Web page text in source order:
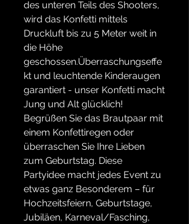
des unteren Teils des Shooters,
wird das Konfetti mittels
Druckluft bis zu 5 Meter weit in
die Höhe
geschossen.Überraschungseffe
kt und leuchtende Kinderaugen
garantiert - unser Konfetti macht
Jung und Alt glücklich!
Begrüßen Sie das Brautpaar mit
einem Konfettiregen oder
überraschen Sie Ihre Lieben
zum Geburtstag. Diese
Partyidee macht jedes Event zu
etwas ganz Besonderem – für
Hochzeitsfeiern, Geburtstage,
Jubiläen, Karneval/Fasching,